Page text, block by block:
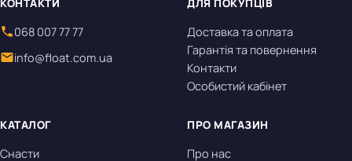
068 007 77 77
info@float.com.ua
Доставка та оплата
Гарантія та повернення
Контакти
Особистий кабінет
КАТАЛОГ
Снасти
ПРО МАГАЗИН
Про нас